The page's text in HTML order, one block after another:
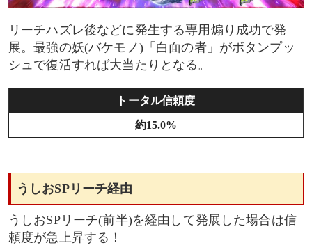
リーチハズレ後などに発生する専用煽り成功で発
展。最強の妖(バケモノ)「白面の者」がボタンプッ
シュで復活すれば大当たりとなる。
トータル信頼度
約15.0%
うしおSPリーチ経由
うしおSPリーチ(前半)を経由して発展した場合は信
頼度が急上昇する！